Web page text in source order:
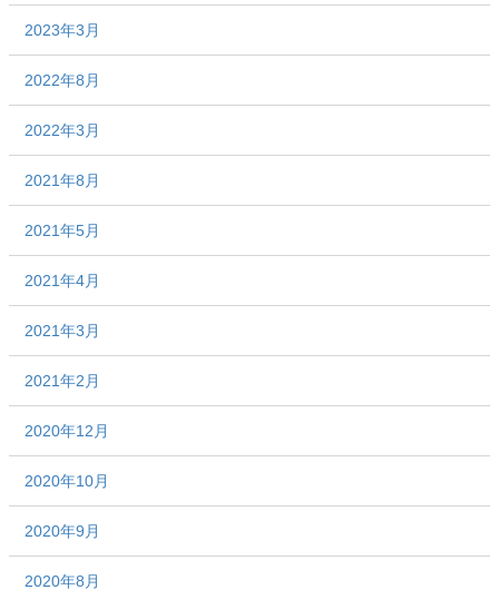
2023年3月
2022年8月
2022年3月
2021年8月
2021年5月
2021年4月
2021年3月
2021年2月
2020年12月
2020年10月
2020年9月
2020年8月